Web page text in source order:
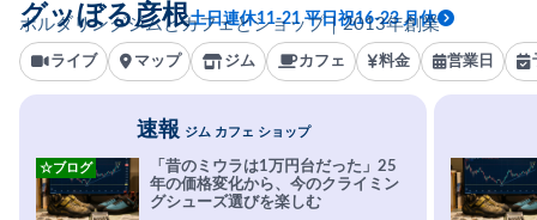
ボルダリングジムとカフェとショップ｜2013年創業
グッぼる彦根土日連休11-21 平日祝16-23 月休
ライブ マップ ジム カフェ 料金 営業日
速報 ジム カフェ ショップ
「昔のミウラは1万円台だった」25
年の価格変化から、今のクライミン
グシューズ選びを楽しむ
☆ブログ